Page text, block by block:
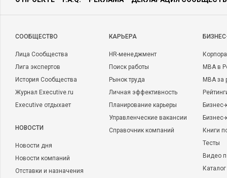
CООБЩЕСТВО
Лица Сообщества
Лига экспертов
История Сообщества
Журнал Executive.ru
Executive отдыхает
НОВОСТИ
Новости дня
Новости компаний
Отставки и назначения
КАРЬЕРА
HR-менеджмент
Поиск работы
Рынок труда
Личная эффективность
Планирование карьеры
Управленческие вакансии
Справочник компаний
MBA в
MBA
Бизнес-
Книги
Тесты
Видео